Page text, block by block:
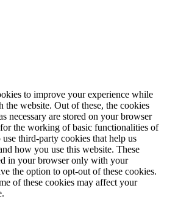
to improve your experience while
the website. Out of these, the cookies
necessary are stored on your browser
for the working of basic functionalities of
use third-party cookies that help us
how you use this website. These
in your browser only with your
the option to opt-out of these cookies.
of these cookies may affect your